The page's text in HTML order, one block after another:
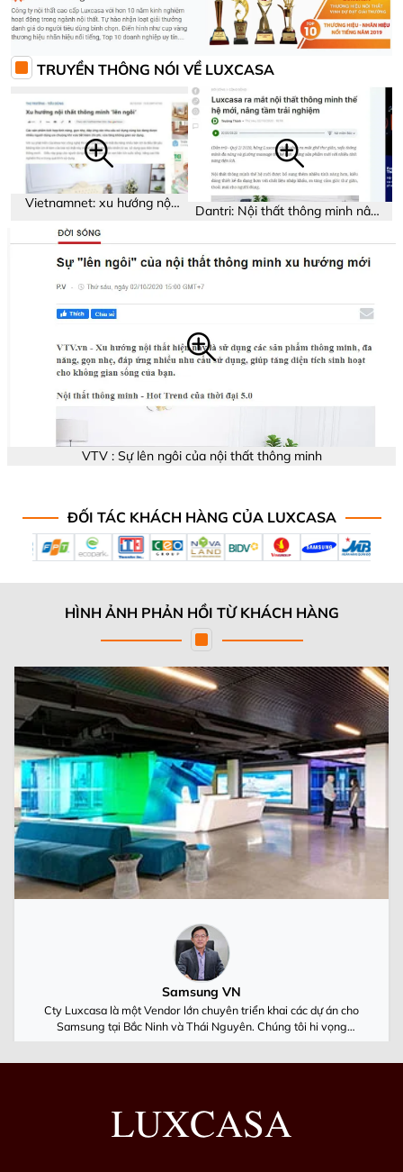
TRUYỀN THÔNG NÓI VỀ LUXCASA
Vietnamnet: xu hướng nội
Dantri: Nội thất thông minh nâng
VTV : Sự lên ngôi của nội thất thông minh
ĐỐI TÁC KHÁCH HÀNG CỦA LUXCASA
HÌNH ẢNH PHẢN HỒI TỪ KHÁCH HÀNG
Samsung VN
Cty Luxcasa là một Vendor lớn chuyên triển khai các dự án cho
Samsung tại Bắc Ninh và Thái Nguyên. Chúng tôi hi vọng